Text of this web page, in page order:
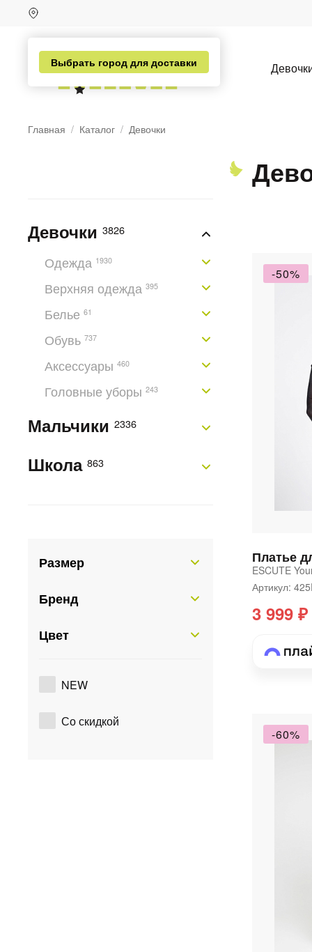
Выбрать город для доставки
Главная Каталог Девочки
Девочки 3826
Одежда 1930
Верхняя одежда 395
Белье 61
Обувь 737
Аксессуары 460
Головные уборы 243
Мальчики 2336
Школа 863
Размер
Бренд
Цвет
NEW
Со скидкой
-50%
Платье
ESCUTE
Артикул:
3 999 ₽
-60%